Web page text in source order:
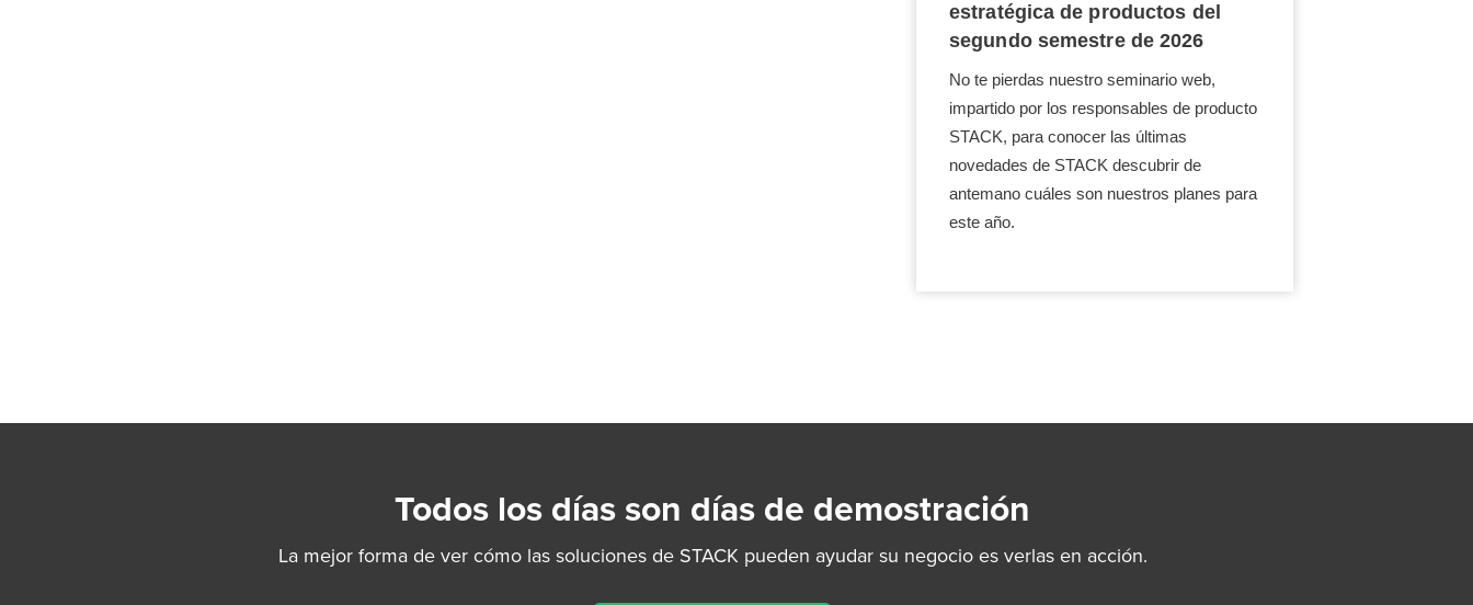
estratégica de productos del
segundo semestre de 2026
No te pierdas nuestro seminario web,
impartido por los responsables de producto
STACK, para conocer las últimas
novedades de STACK descubrir de
antemano cuáles son nuestros planes para
este año.
Todos los días son días de demostración
La mejor forma de ver cómo las soluciones de STACK pueden ayudar su negocio es verlas en acción.